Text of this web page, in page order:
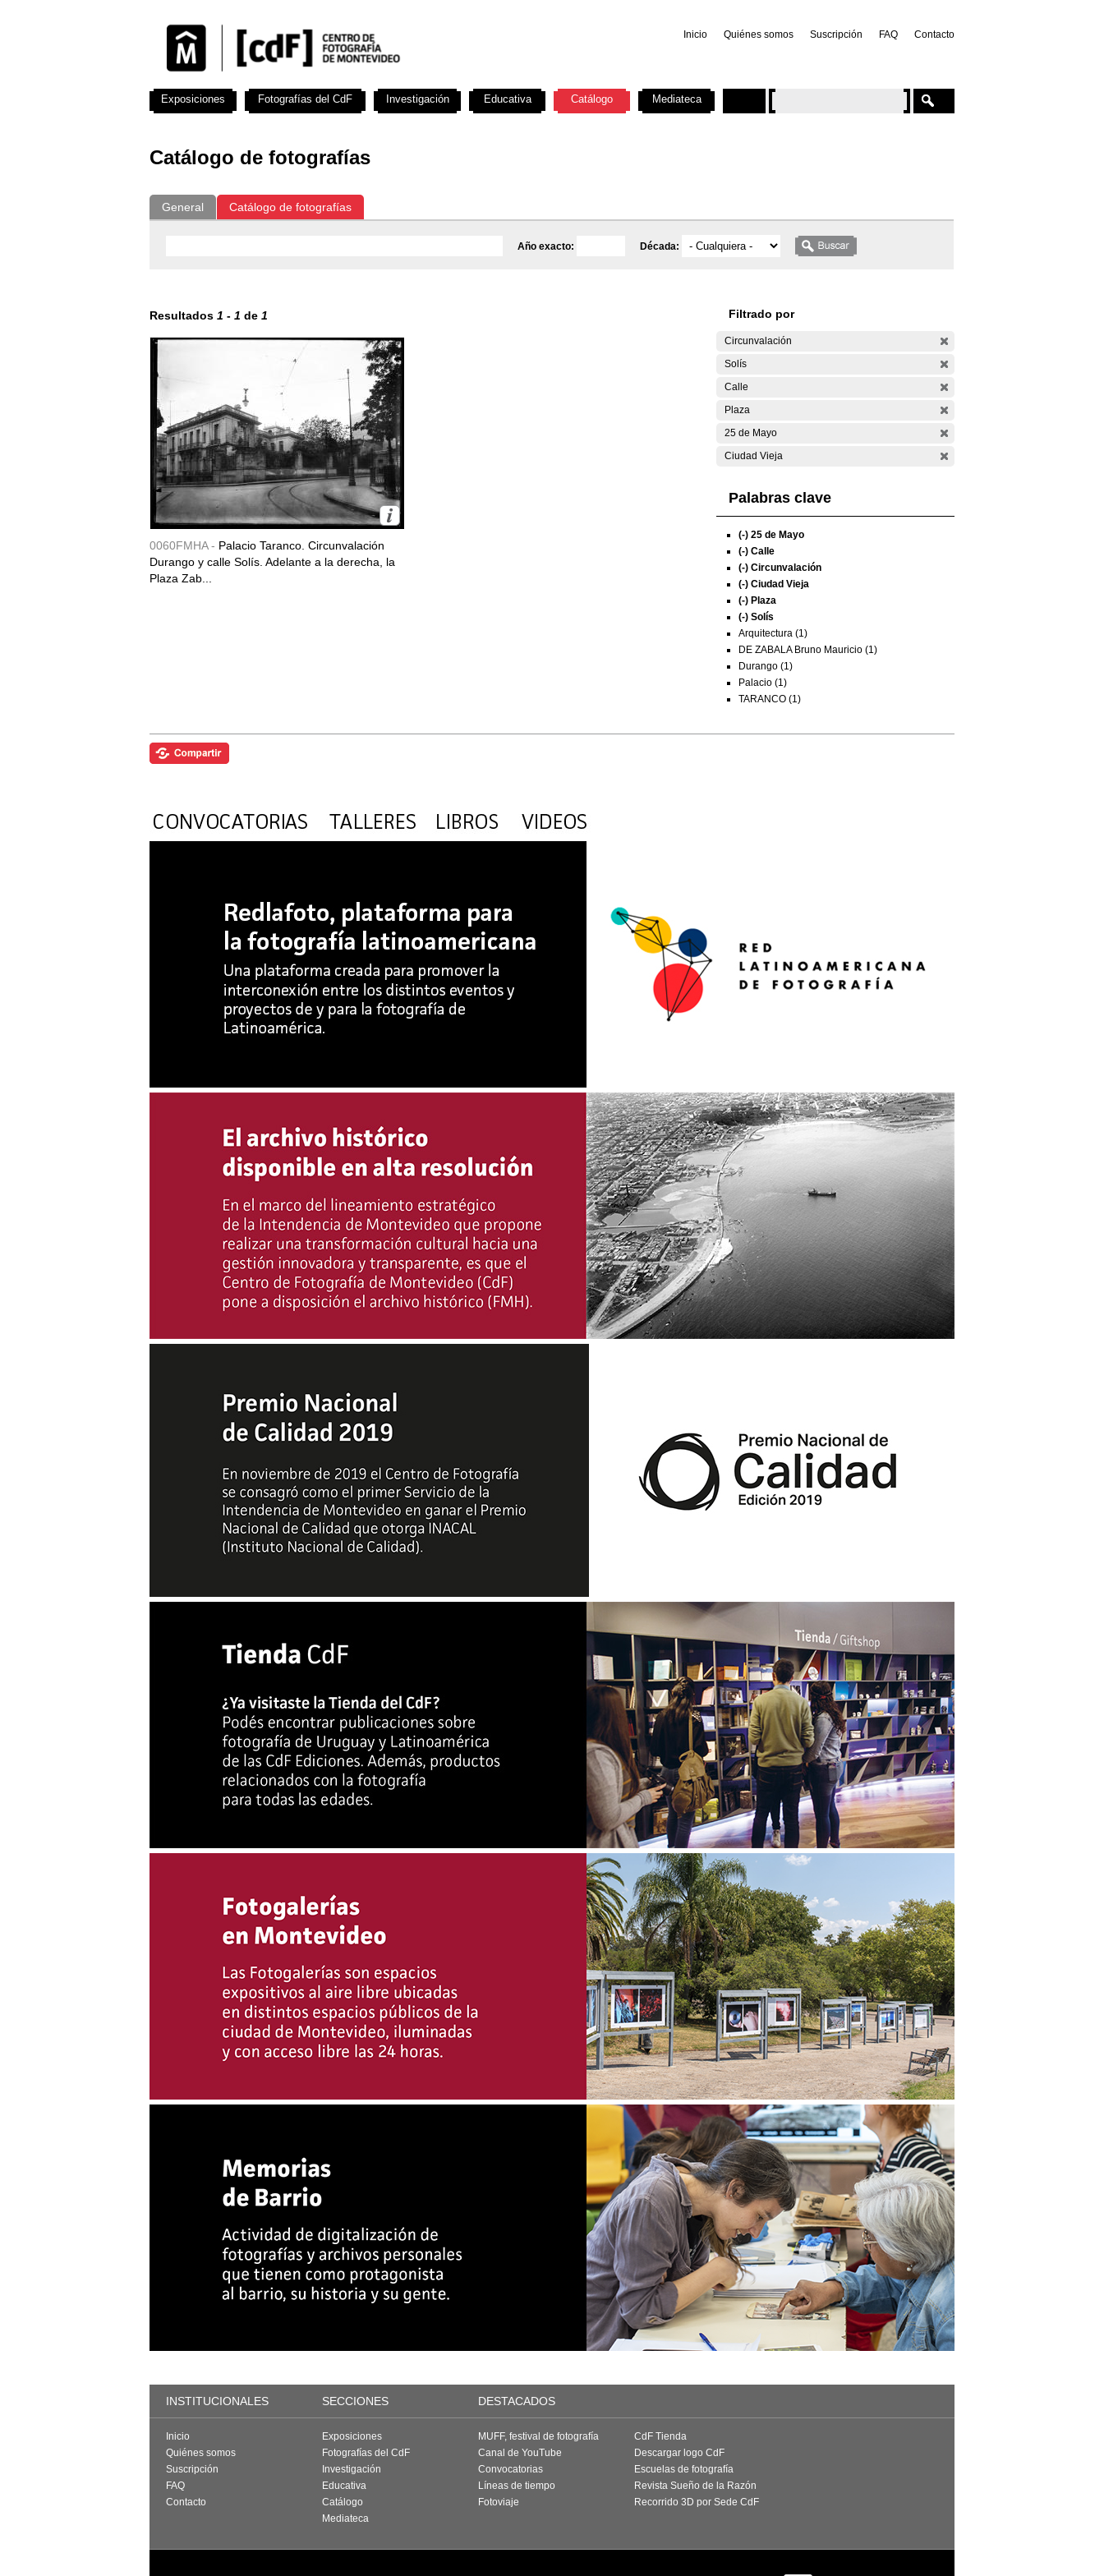
Inicio Quiénes somos Suscripción FAQ Contacto
Catálogo de fotografías
General Catálogo de fotografías
Año exacto: Década:
Resultados 1 - 1 de 1
0060FMHA - Palacio Taranco. Circunvalación
Durango y calle Solís. Adelante a la derecha, la
Plaza Zab...
Filtrado por
Circunvalación
Solís
Calle
Plaza
25 de Mayo
Ciudad Vieja
Palabras clave
(-) 25 de Mayo
(-) Calle
(-) Circunvalación
(-) Ciudad Vieja
(-) Plaza
(-) Solís
Arquitectura (1)
DE ZABALA Bruno Mauricio (1)
Durango (1)
Palacio (1)
TARANCO (1)
Exposiciones Fotografías del CdF Investigación Educativa Catálogo Mediateca
INSTITUCIONALES SECCIONES DESTACADOS
Inicio
Quiénes somos
Suscripción
FAQ
Contacto
Exposiciones
Fotografías del CdF
Investigación
Educativa
Catálogo
Mediateca
MUFF, festival de fotografía
Canal de YouTube
Convocatorias
Líneas de tiempo
Fotoviaje
CdF Tienda
Descargar logo CdF
Escuelas de fotografía
Revista Sueño de la Razón
Recorrido 3D por Sede CdF